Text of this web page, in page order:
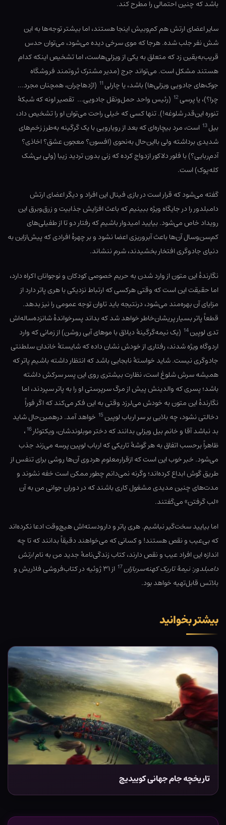
باشد که چنین احتمالی را مطرح کند.
سایر اعضای ارتش هم کم‌وبیش اینجا هستند، اما بیشتر توجه‌ها به این
شش نفر جلب شده. هرجا که موی سرخی دیده می‌شود، می‌توان حدس
قریب‌به‌یقین زد که متعلق به یکی از ویزلی‌هاست، اما تشخیص اینکه کدام
هستند مشکل است. می‌تواند جرج (مدیر مشترک ثروتمند فروشگاه
جوک‌های جادویی ویزلی‌ها) باشد، یا چارلی11 (اژدهاچران، همچنان مجرد…
چرا؟)، یا پرسی12 (رئیس واحد حمل‌ونقل جادویی… تقصیر اونه که شبکهٔ
تنوره این‌قدر شلوغه!). تنها کسی که خیلی راحت می‌توان او را تشخیص داد،
بیل13 است، مرد بیچاره‌ای که بعد از رویارویی با یک گرگینه به‌طرز زخم‌های
شدیدی برداشته ولی بااین‌حال به‌نحوی (افسون؟ معجون عشق؟ اخاذی؟
آدم‌ربایی؟) با فلور دلاکور ازدواج کرده که زنی بدون تردید زیبا (ولی بی‌شک
کله‌پوک) است.
گفته می‌شود که قرار است در بازی فینال این افراد و دیگر اعضای ارتش
دامبلدور را در جایگاه ویژه ببینیم که باعث افزایش جذابیت و زرق‌وبرق این
رویداد خاص می‌شود. بیایید امیدوار باشیم که رفتار دو تا از طفیلی‌های
کم‌سن‌وسال آن‌ها باعث آبروریزی اعضا نشود و بر چهرهٔ افرادی که پیش‌ازاین به
دنیای جادوگری افتخار بخشیدند، شرم ننشاند.
نگارندهٔ این متون از وارد شدن به حریم خصوصی کودکان و نوجوانان اکراه دارد،
اما حقیقت این است که وقتی هرکسی که ارتباط نزدیکی با هری پاتر دارد از
مزایای آن بهره‌مند می‌شود، درنتیجه باید تاوان توجه عمومی را نیز بدهد.
قطعاً پاتر بسیار پریشان‌خاطر خواهد شد که بداند پسرخواندهٔ شانزده‌ساله‌اش
تدی لوپین14 (یک نیمه‌گرگینهٔ دیلاق با موهای آبی روشن) از زمانی که وارد
اردوگاه ویژه شدند، رفتاری از خودش نشان داده که شایستهٔ خاندان سلطنتی
جادوگری نیست. شاید خواستهٔ نابجایی باشد که انتظار داشته باشیم پاتر که
همیشه سرش شلوغ است، نظارت بیشتری روی این پسر سرکش داشته
باشد؛ پسری که والدینش پیش از مرگ سرپرستی او را به پاتر سپردند، اما
نگارندهٔ این متون به خودش می‌لرزد وقتی به این فکر می‌کند که اگر فوراً
دخالتی نشود، چه بلایی بر سر ارباب لوپین15 خواهد آمد. درهمین‌حال شاید
بد نباشد آقا و خانم بیل ویزلی بدانند که دختر موبلوندشان، ویکتوئار16،
ظاهراً برحسب اتفاق به هر گوشهٔ تاریکی که ارباب لوپین پرسه می‌زند جذب
می‌شود. خبر خوب این است که ازقرارمعلوم هردوی آن‌ها روشی برای تنفس از
طریق گوش ابداع کرده‌اند؛ وگرنه نمی‌دانم چطور ممکن است خفه نشوند و
مدت‌های چنین مدیدی مشغول کاری باشند که در دوران جوانی من به آن
«لب گرفتن» می‌گفتند.
اما بیایید سخت‌گیر نباشیم. هری پاتر و دارودسته‌اش هیچ‌وقت ادعا نکرده‌اند
که بی‌عیب و نقص هستند! و کسانی که می‌خواهند دقیقاً بدانند که تا چه
اندازه این افراد عیب و نقص دارند، کتاب زندگی‌نامهٔ جدید من به نامارتش
دامبلدور: نیمهٔ تاریک کهنه‌سربازان17
از ۳۱ ژوئیه در کتاب‌فروشی فلاریش و
بلاتس قابل‌تهیه خواهد بود.
بیشتر بخوانید
تاریخچه جام جهانی کوییدیچ